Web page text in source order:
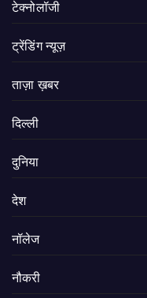
टेक्नोलॉजी
ट्रेंडिंग न्यूज़
ताज़ा ख़बर
दिल्ली
दुनिया
देश
नॉलेज
नौकरी